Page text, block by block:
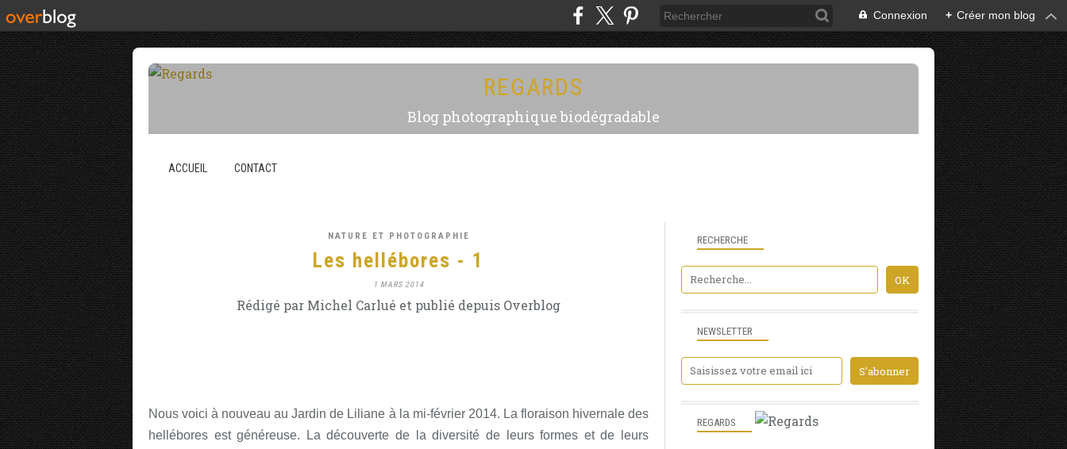
Connexion + Créer mon blog
REGARDS
Blog photographique biodégradable
ACCUEIL CONTACT
NATURE ET PHOTOGRAPHIE
Les hellébores - 1
1 MARS 2014
Rédigé par Michel Carlué et publié depuis Overblog
Nous voici à nouveau au Jardin de Liliane à la mi-février 2014. La floraison hivernale des
hellébores est généreuse. La découverte de la diversité de leurs formes et de leurs
NEWSLETTER
RECHERCHE
REGARDS